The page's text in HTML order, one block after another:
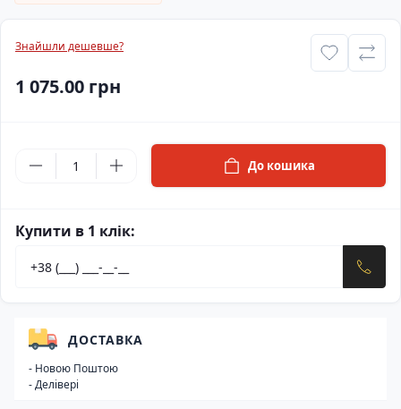
Знайшли дешевше?
1 075.00 грн
До кошика
Купити в 1 клік:
ДОСТАВКА
- Новою Поштою
- Делівері